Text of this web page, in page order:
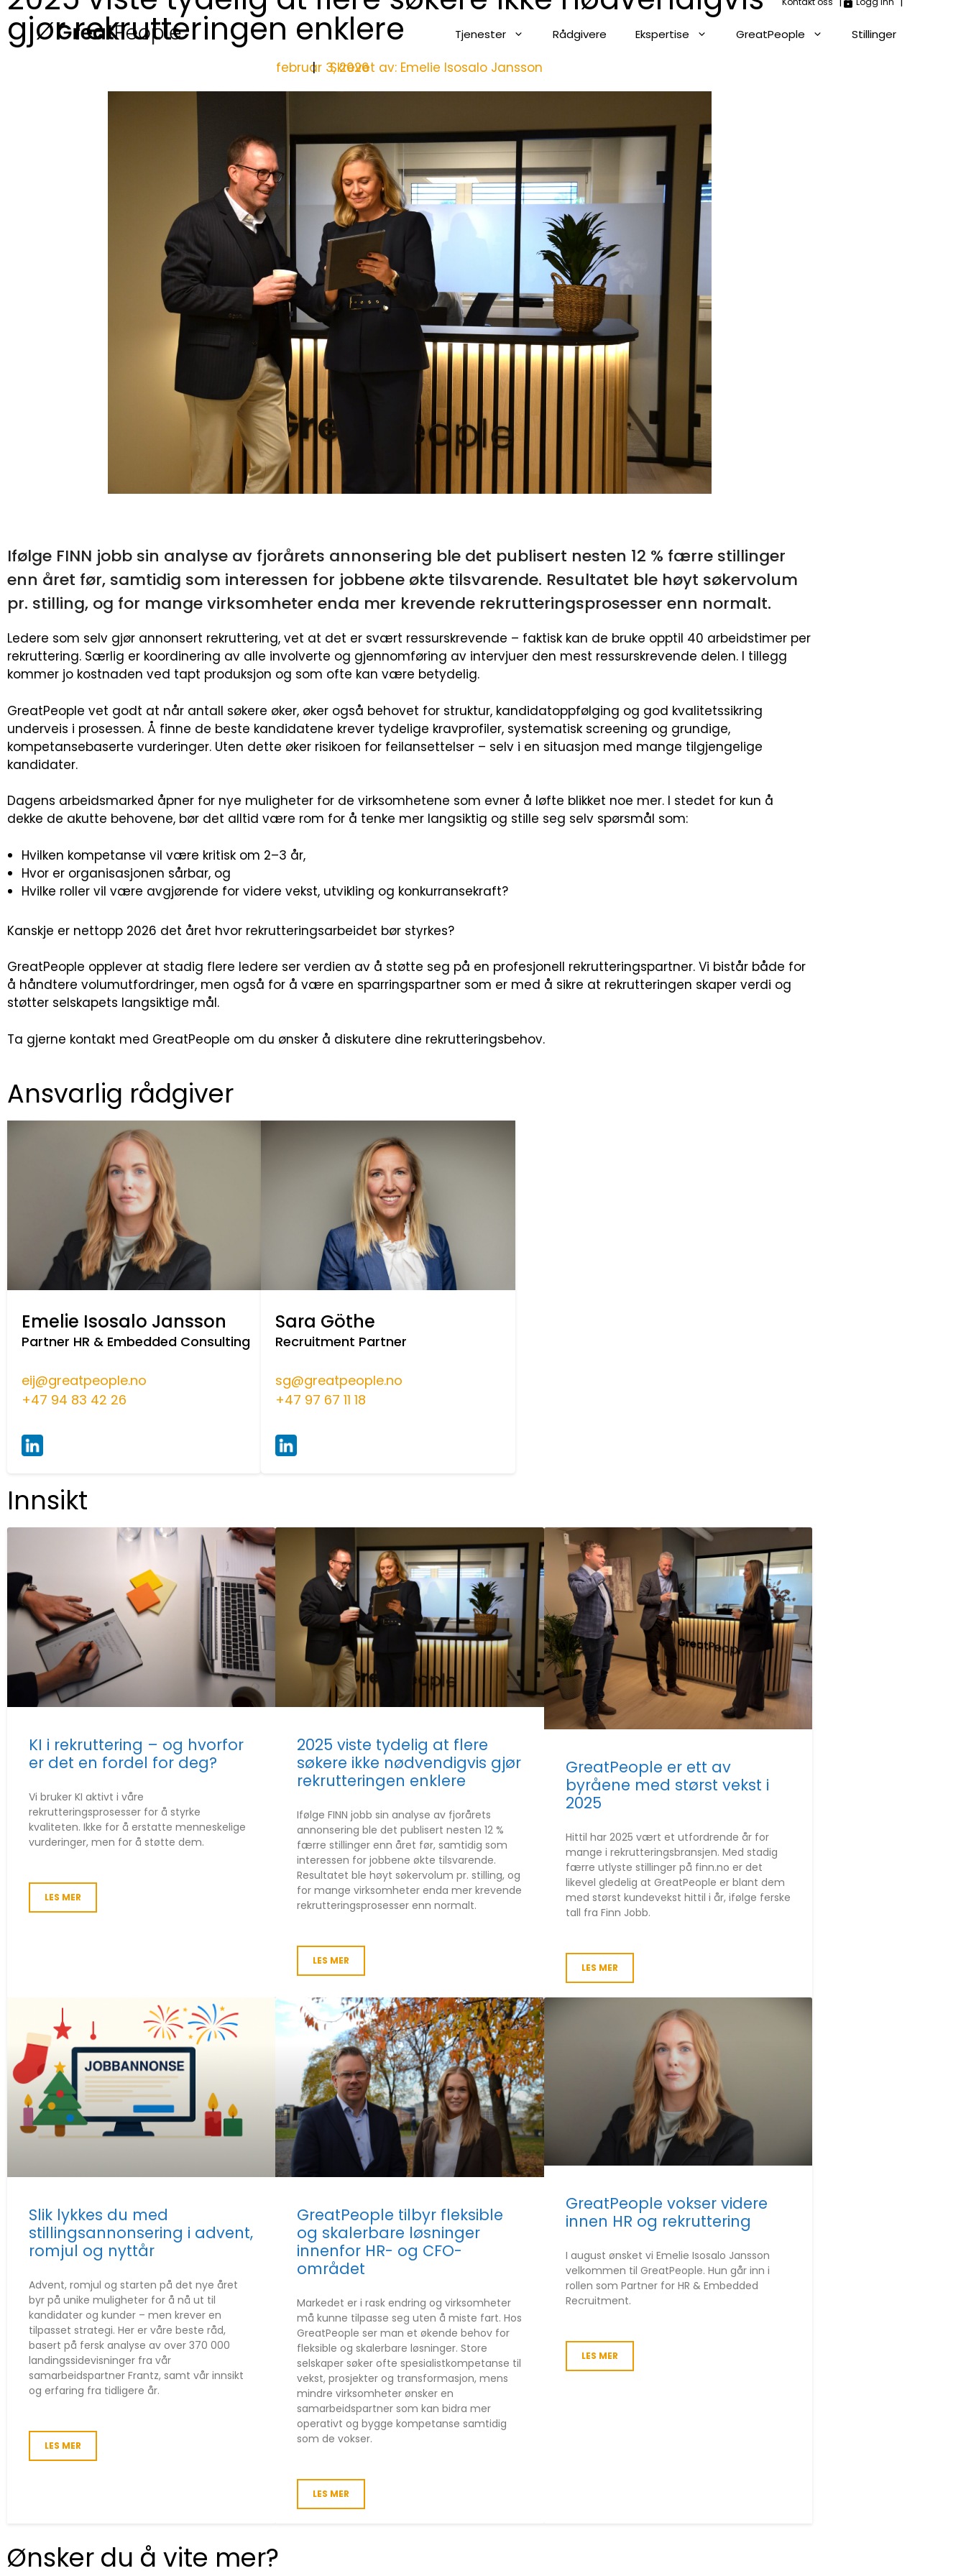
Tjenester Rådgivere Ekspertise GreatPeople Stillinger
gjør rekrutteringen enklere
februar 3, 2026
Skrevet av: Emelie Isosalo Jansson
Ifølge FINN jobb sin analyse av fjorårets annonsering ble det publisert nesten 12 % færre stillinger
enn året før, samtidig som interessen for jobbene økte tilsvarende. Resultatet ble høyt søkervolum
pr. stilling, og for mange virksomheter enda mer krevende rekrutteringsprosesser enn normalt.
Ledere som selv gjør annonsert rekruttering, vet at det er svært ressurskrevende – faktisk kan de bruke opptil 40 arbeidstimer per
rekruttering. Særlig er koordinering av alle involverte og gjennomføring av intervjuer den mest ressurskrevende delen. I tillegg
kommer jo kostnaden ved tapt produksjon og som ofte kan være betydelig.
GreatPeople vet godt at når antall søkere øker, øker også behovet for struktur, kandidatoppfølging og god kvalitetssikring
underveis i prosessen. Å finne de beste kandidatene krever tydelige kravprofiler, systematisk screening og grundige,
kompetansebaserte vurderinger. Uten dette øker risikoen for feilansettelser – selv i en situasjon med mange tilgjengelige
kandidater.
Dagens arbeidsmarked åpner for nye muligheter for de virksomhetene som evner å løfte blikket noe mer. I stedet for kun å
dekke de akutte behovene, bør det alltid være rom for å tenke mer langsiktig og stille seg selv spørsmål som:
Hvilken kompetanse vil være kritisk om 2–3 år,
Hvor er organisasjonen sårbar, og
Hvilke roller vil være avgjørende for videre vekst, utvikling og konkurransekraft?
Kanskje er nettopp 2026 det året hvor rekrutteringsarbeidet bør styrkes?
GreatPeople opplever at stadig flere ledere ser verdien av å støtte seg på en profesjonell rekrutteringspartner. Vi bistår både for
å håndtere volumutfordringer, men også for å være en sparringspartner som er med å sikre at rekrutteringen skaper verdi og
støtter selskapets langsiktige mål.
Ta gjerne kontakt med GreatPeople om du ønsker å diskutere dine rekrutteringsbehov.
Ansvarlig rådgiver
Emelie Isosalo Jansson
Partner HR & Embedded Consulting
eij@greatpeople.no
+47 94 83 42 26
Sara Göthe
Recruitment Partner
sg@greatpeople.no
+47 97 67 11 18
Innsikt
KI i rekruttering – og hvorfor
er det en fordel for deg?
Vi bruker KI aktivt i våre
rekrutteringsprosesser for å styrke
kvaliteten. Ikke for å erstatte menneskelige
vurderinger, men for å støtte dem.
LES MER
2025 viste tydelig at flere
søkere ikke nødvendigvis gjør
rekrutteringen enklere
Ifølge FINN jobb sin analyse av fjorårets
annonsering ble det publisert nesten 12 %
færre stillinger enn året før, samtidig som
interessen for jobbene økte tilsvarende.
Resultatet ble høyt søkervolum pr. stilling, og
for mange virksomheter enda mer krevende
rekrutteringsprosesser enn normalt.
LES MER
GreatPeople er ett av
byråene med størst vekst i
2025
Hittil har 2025 vært et utfordrende år for
mange i rekrutteringsbransjen. Med stadig
færre utlyste stillinger på finn.no er det
likevel gledelig at GreatPeople er blant dem
med størst kundevekst hittil i år, ifølge ferske
tall fra Finn Jobb.
LES MER
Slik lykkes du med
stillingsannonsering i advent,
romjul og nyttår
Advent, romjul og starten på det nye året
byr på unike muligheter for å nå ut til
kandidater og kunder – men krever en
tilpasset strategi. Her er våre beste råd,
basert på fersk analyse av over 370 000
landingssidevisninger fra vår
samarbeidspartner Frantz, samt vår innsikt
og erfaring fra tidligere år.
LES MER
GreatPeople tilbyr fleksible
og skalerbare løsninger
innenfor HR- og CFO-
området
Markedet er i rask endring og virksomheter
må kunne tilpasse seg uten å miste fart. Hos
GreatPeople ser man et økende behov for
fleksible og skalerbare løsninger. Store
selskaper søker ofte spesialistkompetanse til
vekst, prosjekter og transformasjon, mens
mindre virksomheter ønsker en
samarbeidspartner som kan bidra mer
operativt og bygge kompetanse samtidig
som de vokser.
LES MER
GreatPeople vokser videre
innen HR og rekruttering
I august ønsket vi Emelie Isosalo Jansson
velkommen til GreatPeople. Hun går inn i
rollen som Partner for HR & Embedded
Recruitment.
LES MER
Ønsker du å vite mer?